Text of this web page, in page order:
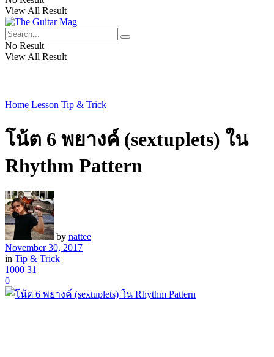
View All Result
No Result
View All Result
Home Lesson Tip & Trick
โน้ต 6 พยางค์ (sextuplets) ใน
Rhythm Pattern
by nattee
November 30, 2017
in Tip & Trick
1000 31
0